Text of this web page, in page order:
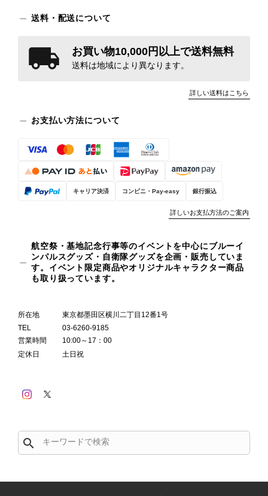
送料・配送について
お買い物10,000円以上で送料無料
送料は地域により異なります。
詳しい送料はこちら
お支払い方法について
キャリア決済 コンビニ・Pay-easy 銀行振込
詳しいお支払方法のご案内
航空祭・基地記念行事等のイベントを中心にブルーイ
ンパルスグッズ・自衛隊グッズを企画・販売していま
す。イベント限定商品やオリジナルキャラクター商品
も取り扱っています。
所在地
東京都墨田区横川二丁目12番1号
TEL
03-6260-9185
営業時間
10:00～17：00
定休日
土日祝
search